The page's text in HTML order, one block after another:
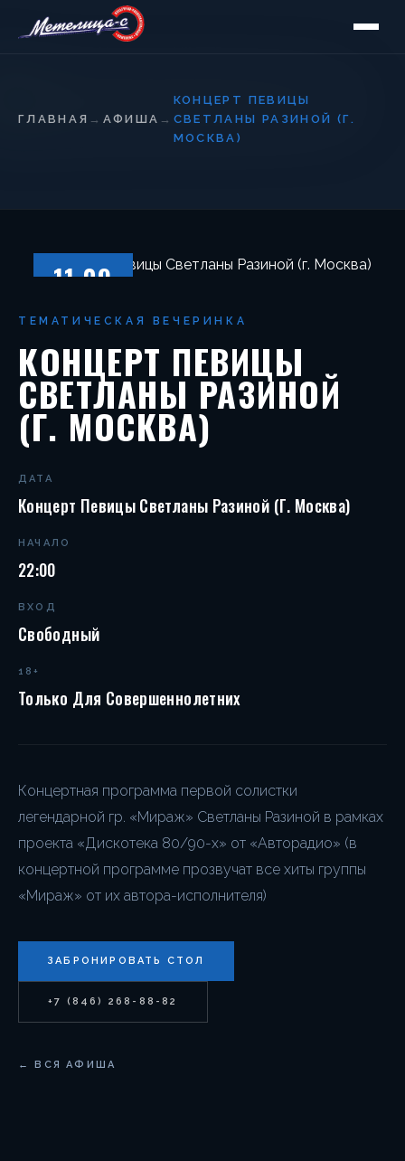
ГЛАВНАЯ → АФИША →
КОНЦЕРТ ПЕВИЦЫ
СВЕТЛАНЫ РАЗИНОЙ (Г.
МОСКВА)
11.09
ТЕМАТИЧЕСКАЯ ВЕЧЕРИНКА
КОНЦЕРТ ПЕВИЦЫ
СВЕТЛАНЫ РАЗИНОЙ
(Г. МОСКВА)
ДАТА
Концерт Певицы Светланы Разиной (г. Москва)
НАЧАЛО
22:00
ВХОД
Свободный
18+
Только Для Совершеннолетних
Концертная программа первой солистки
легендарной гр. «Мираж» Светланы Разиной в рамках
проекта «Дискотека 80/90-х» от «Авторадио» (в
концертной программе прозвучат все хиты группы
«Мираж» от их автора-исполнителя)
ЗАБРОНИРОВАТЬ СТОЛ
+7 (846) 268-88-82
← ВСЯ АФИША